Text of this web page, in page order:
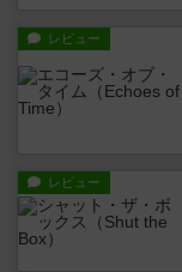
レビュー
レビュー